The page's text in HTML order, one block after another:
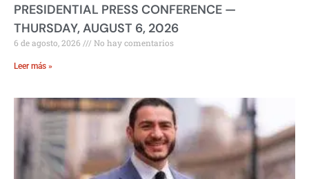
PRESIDENTIAL PRESS CONFERENCE —
THURSDAY, AUGUST 6, 2026
6 de agosto, 2026 No hay comentarios
Leer más »